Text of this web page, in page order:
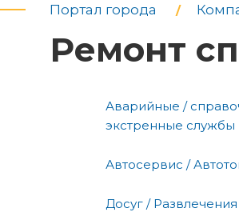
Портал города
Ремонт
Аварийные /
экстренные службы
Автосервис /
Досуг /